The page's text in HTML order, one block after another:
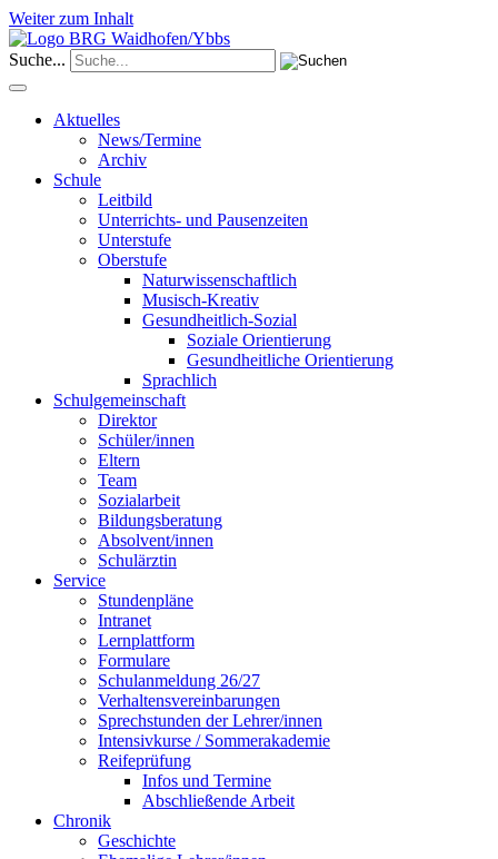
Weiter zum Inhalt
Suche...
Aktuelles
News/Termine
Archiv
Schule
Leitbild
Unterrichts- und Pausenzeiten
Unterstufe
Oberstufe
Naturwissenschaftlich
Musisch-Kreativ
Gesundheitlich-Sozial
Soziale Orientierung
Gesundheitliche Orientierung
Sprachlich
Schulgemeinschaft
Direktor
Schüler/innen
Eltern
Team
Sozialarbeit
Bildungsberatung
Absolvent/innen
Schulärztin
Service
Stundenpläne
Intranet
Lernplattform
Formulare
Schulanmeldung 26/27
Verhaltensvereinbarungen
Sprechstunden der Lehrer/innen
Intensivkurse / Sommerakademie
Reifeprüfung
Infos und Termine
Abschließende Arbeit
Chronik
Geschichte